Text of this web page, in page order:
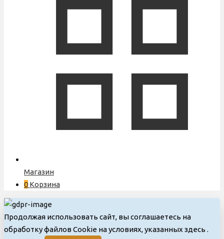
Магазин
0 Корзина
Продолжая использовать сайт, вы соглашаетесь на
обработку файлов Cookie на условиях, указанных здесь .